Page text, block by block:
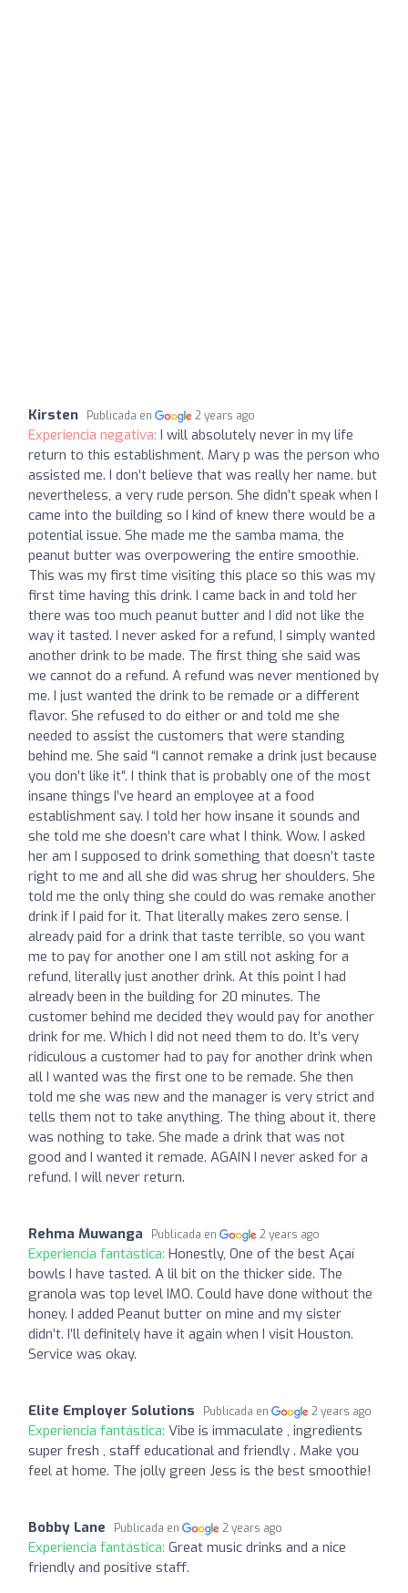
Kirsten Publicada en 2 years ago
Experiencia negativa: I will absolutely never in my life
return to this establishment. Mary p was the person who
assisted me. I don’t believe that was really her name. but
nevertheless, a very rude person. She didn’t speak when I
came into the building so I kind of knew there would be a
potential issue. She made me the samba mama, the
peanut butter was overpowering the entire smoothie.
This was my first time visiting this place so this was my
first time having this drink. I came back in and told her
there was too much peanut butter and I did not like the
way it tasted. I never asked for a refund, I simply wanted
another drink to be made. The first thing she said was
we cannot do a refund. A refund was never mentioned by
me. I just wanted the drink to be remade or a different
flavor. She refused to do either or and told me she
needed to assist the customers that were standing
behind me. She said “I cannot remake a drink just because
you don’t like it”. I think that is probably one of the most
insane things I’ve heard an employee at a food
establishment say. I told her how insane it sounds and
she told me she doesn’t care what I think. Wow. I asked
her am I supposed to drink something that doesn’t taste
right to me and all she did was shrug her shoulders. She
told me the only thing she could do was remake another
drink if I paid for it. That literally makes zero sense. I
already paid for a drink that taste terrible, so you want
me to pay for another one I am still not asking for a
refund, literally just another drink. At this point I had
already been in the building for 20 minutes. The
customer behind me decided they would pay for another
drink for me. Which I did not need them to do. It’s very
ridiculous a customer had to pay for another drink when
all I wanted was the first one to be remade. She then
told me she was new and the manager is very strict and
tells them not to take anything. The thing about it, there
was nothing to take. She made a drink that was not
good and I wanted it remade. AGAIN I never asked for a
refund. I will never return.
Rehma Muwanga Publicada en 2 years ago
Experiencia fantástica: Honestly, One of the best Açaí
bowls I have tasted. A lil bit on the thicker side. The
granola was top level IMO. Could have done without the
honey. I added Peanut butter on mine and my sister
didn’t. I’ll definitely have it again when I visit Houston.
Service was okay.
Elite Employer Solutions Publicada en 2 years ago
Experiencia fantástica: Vibe is immaculate , ingredients
super fresh , staff educational and friendly . Make you
feel at home. The jolly green Jess is the best smoothie!
Bobby Lane Publicada en 2 years ago
Experiencia fantástica: Great music drinks and a nice
friendly and positive staff.